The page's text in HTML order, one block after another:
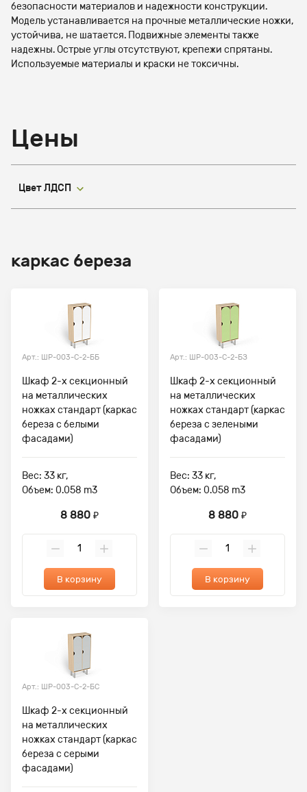
безопасности материалов и надежности конструкции.
Модель устанавливается на прочные металлические ножки,
устойчива, не шатается. Подвижные элементы также
надежны. Острые углы отсутствуют, крепежи спрятаны.
Используемые материалы и краски не токсичны.
Цены
Цвет ЛДСП
каркас береза
Арт.: ШР-003-С-2-ББ
Шкаф 2-х секционный
на металлических
ножках стандарт (каркас
береза с белыми
фасадами)
Вес: 33 кг,
Объем: 0.058 m3
8 880 ₽
В корзину
Арт.: ШР-003-С-2-БЗ
Шкаф 2-х секционный
на металлических
ножках стандарт (каркас
береза с зелеными
фасадами)
Вес: 33 кг,
Объем: 0.058 m3
8 880 ₽
В корзину
Арт.: ШР-003-С-2-БС
Шкаф 2-х секционный
на металлических
ножках стандарт (каркас
береза с серыми
фасадами)